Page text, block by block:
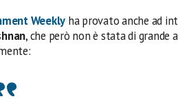
Weekly ha provato anche ad
, che però non è stata di grande